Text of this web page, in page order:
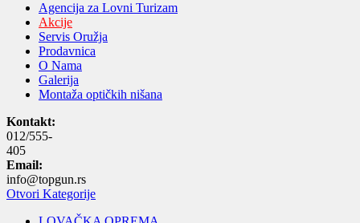
Agencija za Lovni Turizam
Akcije
Servis Oružja
Prodavnica
O Nama
Galerija
Montaža optičkih nišana
Kontakt:
012/555-
405
Email:
info@topgun.rs
Otvori Kategorije